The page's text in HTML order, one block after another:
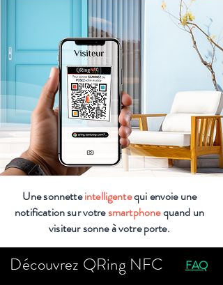
Une sonnetteintelligentequi envoie une
notification sur votresmartphonequand un
visiteur sonne à votre porte.
Découvrez QRing NFC FAQ